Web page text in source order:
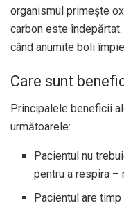
organismul primește
carbon este
când anumite boli
Care sunt
Principalele beneficii
următoarele:
Pacientul nu
pentru a respira –
Pacientul are